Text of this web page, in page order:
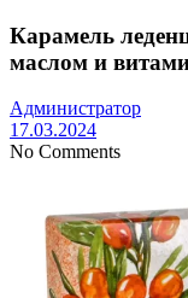
Карамель
маслом и
Администратор
17.03.2024
No Comments